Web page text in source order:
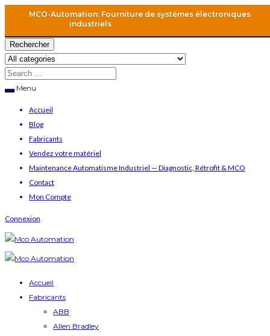
MCO-Automation: Fourniture de systèmes électroniques
industriels
Rechercher
Menu
Accueil
Blog
Fabricants
Vendez votre matériel
Maintenance Automatisme Industriel — Diagnostic, Rétrofit & MCO
Contact
Mon Compte
Connexion
Accueil
Fabricants
ABB
Allen Bradley